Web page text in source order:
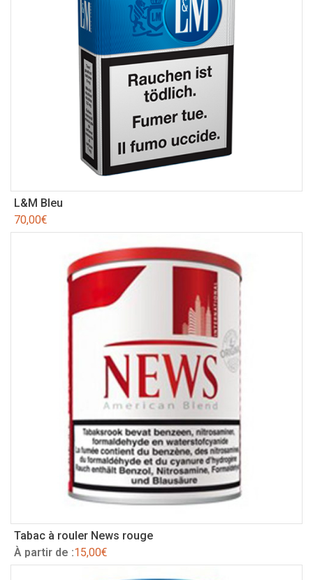
L&M Bleu
70,00€
Tabac à rouler News rouge
À partir de :15,00€